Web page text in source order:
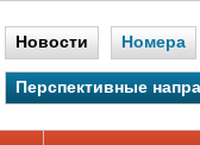
Новости Номера
Перспективные